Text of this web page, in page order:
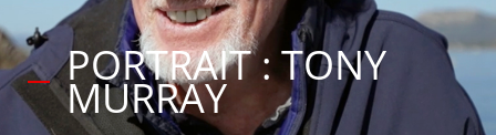
PORTRAIT : TONY
MURRAY